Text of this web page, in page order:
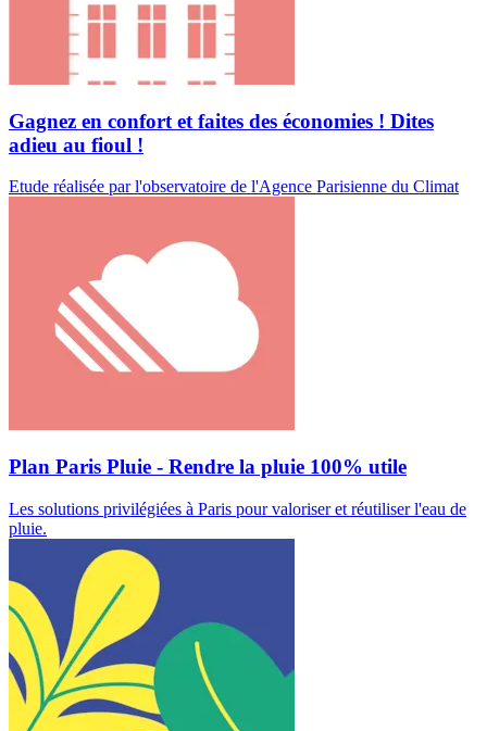
Gagnez en confort et faites des économies ! Dites
adieu au fioul !
Etude réalisée par l'observatoire de l'Agence Parisienne du Climat
Plan Paris Pluie - Rendre la pluie 100% utile
Les solutions privilégiées à Paris pour valoriser et réutiliser l'eau de
pluie.